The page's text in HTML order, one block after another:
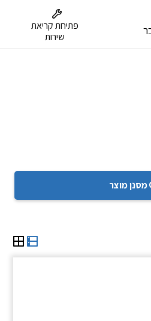
פתיחת קריאת
שירות
מסנן מוצר